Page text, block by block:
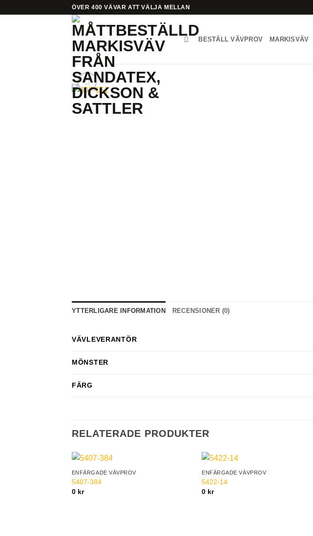
ÖVER 400 VÄVAR ATT VÄLJA MELLAN
BESTÄLL VÄVPROV MARKISVÄV
YTTERLIGARE INFORMATION RECENSIONER (0)
VÄVLEVERANTÖR
MÖNSTER
FÄRG
RELATERADE PRODUKTER
ENFÄRGADE VÄVPROV
5407-384
0 kr
ENFÄRGADE VÄVPROV
5422-14
0 kr